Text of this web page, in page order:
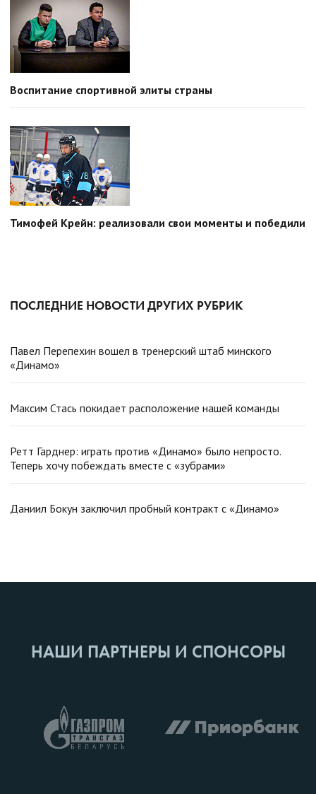
Воспитание спортивной элиты страны
Тимофей Крейн: реализовали свои моменты и победили
ПОСЛЕДНИЕ НОВОСТИ ДРУГИХ РУБРИК
Павел Перепехин вошел в тренерский штаб минского
«Динамо»
Максим Стась покидает расположение нашей команды
Ретт Гарднер: играть против «Динамо» было непросто.
Теперь хочу побеждать вместе с «зубрами»
Даниил Бокун заключил пробный контракт с «Динамо»
НАШИ ПАРТНЕРЫ И СПОНСОРЫ